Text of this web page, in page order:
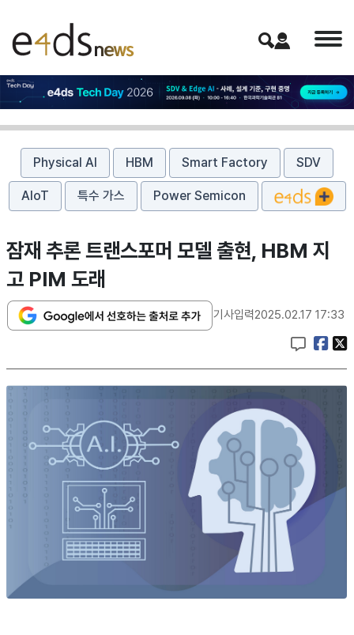
Physical AI HBM Smart Factory SDV
AIoT 특수 가스 Power Semicon
잠재 추론 트랜스포머 모델 출현, HBM 지
고 PIM 도래
기사입력2025.02.17 17:33